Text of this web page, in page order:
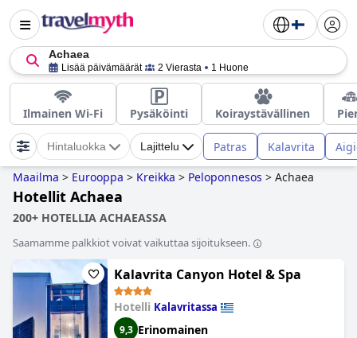
Achaea
Lisää päivämäärät 2 Vierasta 1 Huone
Ilmainen Wi-Fi Pysäköinti Koiraystävällinen
Hintaluokka Lajittelu Patras Kalavrita
Maailma > Eurooppa > Kreikka > Peloponnesos > Achaea
Hotellit Achaea
200+ HOTELLIA ACHAEASSA
Saamamme palkkiot voivat vaikuttaa sijoitukseen.
Kalavrita Canyon Hotel & Spa
Hotelli Kalavritassa
9,3 Erinomainen